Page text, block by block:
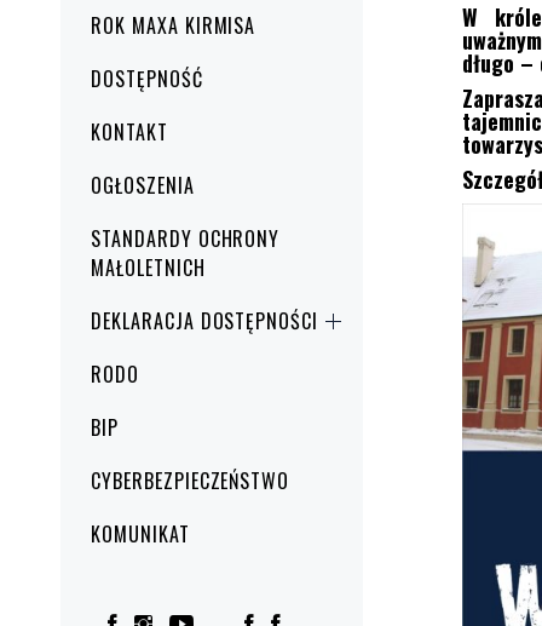
ROK MAXA KIRMISA
DOSTĘPNOŚĆ
KONTAKT
OGŁOSZENIA
STANDARDY OCHRONY
MAŁOLETNICH
DEKLARACJA DOSTĘPNOŚCI
RODO
BIP
CYBERBEZPIECZEŃSTWO
KOMUNIKAT
W
długo